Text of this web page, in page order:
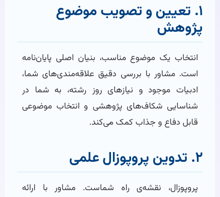
۱. تعیین و تصویب موضوع
پژوهش
انتخاب یک موضوع مناسب، بنیان اصلی پایان‌نامه
است. مشاور با بررسی دقیق علاقه‌مندی‌های شما،
ادبیات موجود و نیازهای روز رشته، به شما در
شناسایی شکاف‌های پژوهشی و انتخاب موضوعی
قابل دفاع و جذاب کمک می‌کند.
۲. تدوین پروپوزال علمی
پروپوزال، نقشه‌ی راه شماست. مشاور با ارائه